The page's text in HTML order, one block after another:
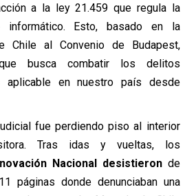
a la ley 21.459 que regula la
Esto, basado en la
Chile al Convenio de Budapest,
busca combatir los delitos
en nuestro país desde
fue perdiendo piso al interior
Tras idas y vueltas, los
Nacional desistieronde
páginas donde denunciaban una